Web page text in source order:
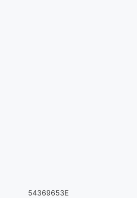
54369653E